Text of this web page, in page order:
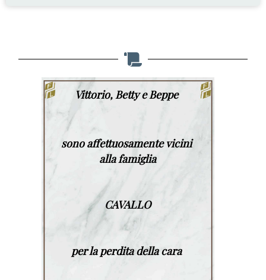
Vittorio, Betty e Beppe
sono affettuosamente vicini
alla famiglia
CAVALLO
per la perdita della cara